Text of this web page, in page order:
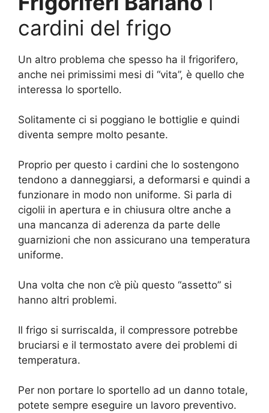
cardini del frigo
Un altro problema che spesso ha il frigorifero,
anche nei primissimi mesi di “vita”, è quello che
interessa lo sportello.
Solitamente ci si poggiano le bottiglie e quindi
diventa sempre molto pesante.
Proprio per questo i cardini che lo sostengono
tendono a danneggiarsi, a deformarsi e quindi a
funzionare in modo non uniforme. Si parla di
cigolii in apertura e in chiusura oltre anche a
una mancanza di aderenza da parte delle
guarnizioni che non assicurano una temperatura
uniforme.
Una volta che non c’è più questo “assetto” si
hanno altri problemi.
Il frigo si surriscalda, il compressore potrebbe
bruciarsi e il termostato avere dei problemi di
temperatura.
Per non portare lo sportello ad un danno totale,
potete sempre eseguire un lavoro preventivo.